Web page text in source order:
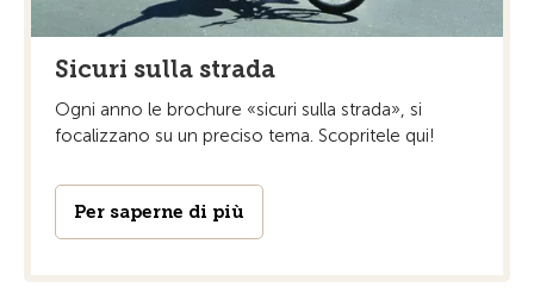
Sicuri sulla strada
Ogni anno le brochure «sicuri sulla strada», si
focalizzano su un preciso tema. Scopritele qui!
Per saperne di più